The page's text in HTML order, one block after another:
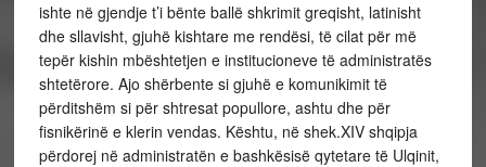
ishte në gjendje t’i bënte ballë shkrimit greqisht, latinisht
dhe sllavisht, gjuhë kishtare me rendësi, të cilat për më
tepër kishin mbështetjen e institucioneve të administratës
shtetërore. Ajo shërbente si gjuhë e komunikimit të
përditshëm si për shtresat popullore, ashtu dhe për
fisnikërinë e klerin vendas. Kështu, në shek.XIV shqipja
përdorej në administratën e bashkësisë qytetare të Ulqinit,